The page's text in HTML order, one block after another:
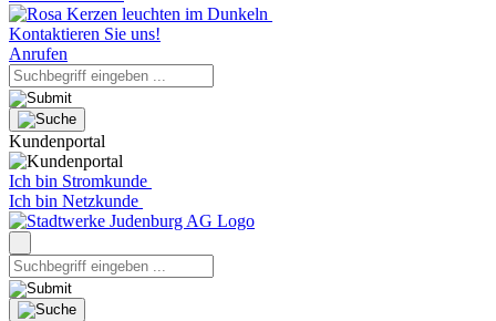
Kontaktieren Sie uns!
Anrufen
Kundenportal
Ich bin Stromkunde
Ich bin Netzkunde